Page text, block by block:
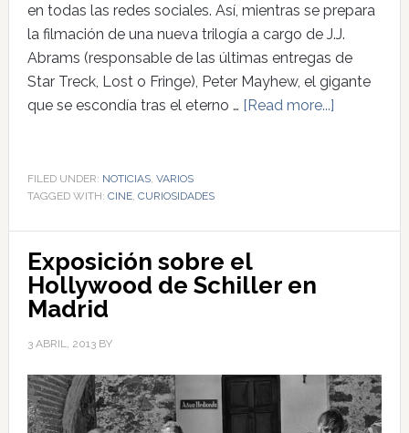
en todas las redes sociales. Así, mientras se prepara
la filmación de una nueva trilogía a cargo de J.J.
Abrams (responsable de las últimas entregas de
Star Treck, Lost o Fringe), Peter Mayhew, el gigante
que se escondía tras el eterno … [Read more...]
FILED UNDER: NOTICIAS, VARIOS
TAGGED WITH: CINE, CURIOSIDADES
Exposición sobre el
Hollywood de Schiller en
Madrid
3 ABRIL, 2013BY